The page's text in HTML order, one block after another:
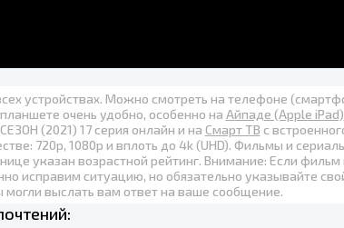
устройствах. Можно смотреть на телефоне
очень удобно, особенно на Айпаде (Apple iPad)
(2021) 17 серия онлайн и на Смарт ТВ с
720p, 1080p и вплоть до 4k (UHD). Фильмы и
указан возрастной рейтинг. Внимание: Если фильм
исправим ситуацию, но обязательно указывайте
выслать вам ответ на ваше сообщение.